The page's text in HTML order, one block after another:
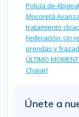
Policía de
tratamiento
Federación: Un
prendas y
ÚLTIMO
Chajarí
Únete a